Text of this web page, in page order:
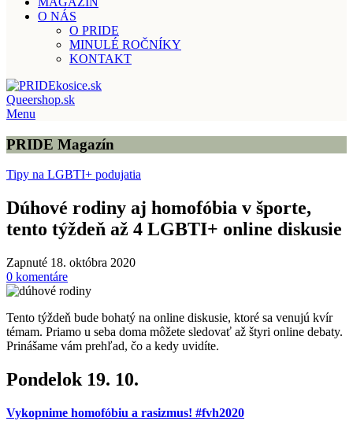
O NÁS
O PRIDE
MINULÉ ROČNÍKY
KONTAKT
Queershop.sk
Menu
PRIDE Magazín
Tipy na LGBTI+ podujatia
Dúhové rodiny aj homofóbia v športe,
tento týždeň až 4 LGBTI+ online diskusie
Zapnuté 18. októbra 2020
0 komentáre
Tento týždeň bude bohatý na online diskusie, ktoré sa venujú kvír
témam. Priamo u seba doma môžete sledovať až štyri online debaty.
Prinášame vám prehľad, čo a kedy uvidíte.
Pondelok 19. 10.
Vykopnime homofóbiu a rasizmus! #fvh2020